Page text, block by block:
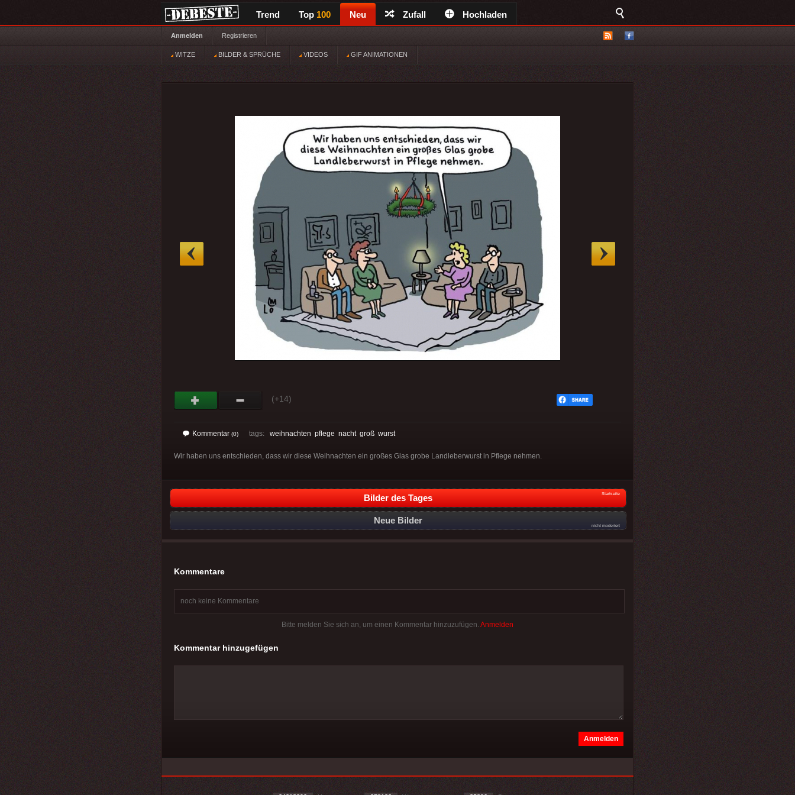
Trend Top 100 Neu Zufall Hochladen
Anmelden Registrieren
WITZE BILDER & SPRÜCHE VIDEOS GIF ANIMATIONEN
(+14)
Kommentar (0) tags: weihnachten pflege nacht groß wurst
Wir haben uns entschieden, dass wir diese Weihnachten ein großes Glas grobe Landleberwurst in Pflege nehmen.
Bilder des Tages Startseite
Neue Bilder
nicht moderiert
Kommentare
noch keine Kommentare
Bitte melden Sie sich an, um einen Kommentar hinzuzufügen. Anmelden
Kommentar hinzugefügen